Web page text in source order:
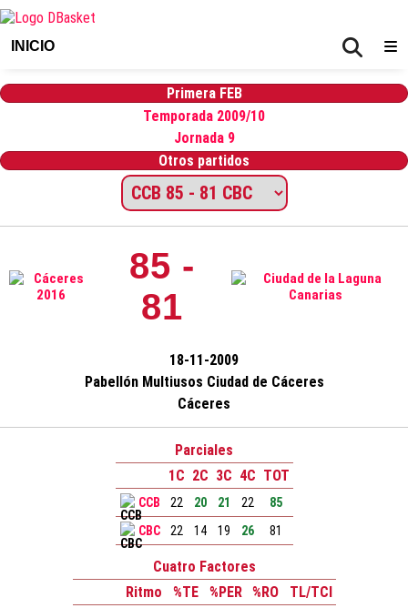
INICIO
Primera FEB
Temporada 2009/10
Jornada 9
Otros partidos
85 -
81
18-11-2009
Pabellón Multiusos Ciudad de Cáceres
Cáceres
Parciales
1C 2C 3C 4C TOT
CCB 22 20 21 22
85
CBC
22 14 19 26 81
Cuatro Factores
Ritmo
%TE %PER %RO TL/TCI